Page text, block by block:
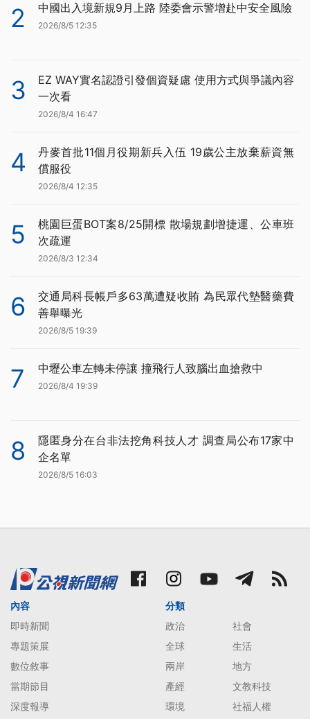
2 中國出入境新規9月上路 陸委會示警增赴中安全風險
2026/8/5 12:35
3
EZ WAY實名認證引發個資疑慮 使用方式與爭議內容
一次看
2026/8/4 16:47
4
丹麥首批11個月役期新兵入伍 19歲公主放棄薪資無
償服役
2026/8/4 12:35
5
桃園巨蛋BOT案8/25開標 散場規劃增捷運、公車班
次疏運
2026/8/3 12:34
6
交通局科長帳戶多63萬遭疑收賄 為民眾代墊醫藥費
善舉曝光
2026/8/5 19:39
7 中壢公車左轉未停讓 撞飛行人致腦出血搶救中
2026/8/4 19:39
8
隱匿身分在台非法挖角科技人才 調查局公布17家中
企名單
2026/8/5 16:03
內容
即時新聞
專題策展
數位敘事
當期節目
深度報導
分類
政治
社會
全球
生活
兩岸
地方
產經
文教科技
環境
社福人權